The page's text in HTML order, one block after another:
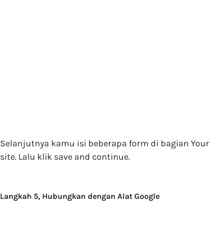
Selanjutnya kamu isi beberapa form di bagian Your
site. Lalu klik save and continue.
Langkah 5, Hubungkan dengan Alat Google